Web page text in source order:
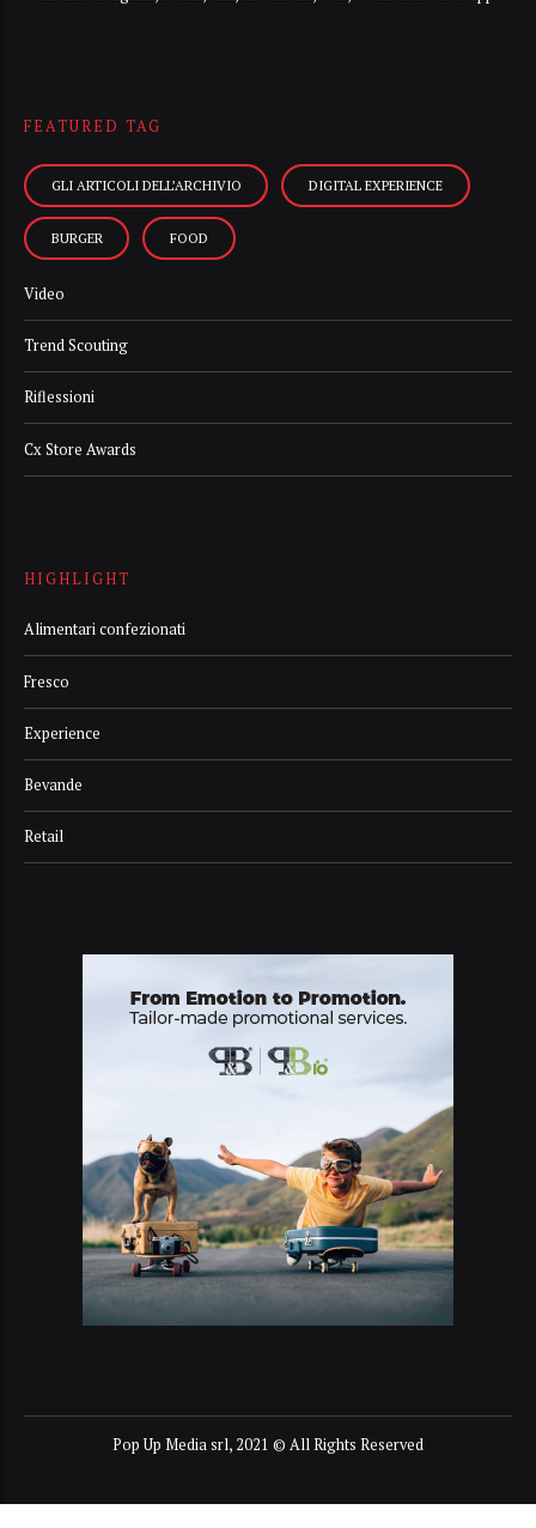
FEATURED TAG
GLI ARTICOLI DELL’ARCHIVIO DIGITAL EXPERIENCE
BURGER FOOD
Video
Trend Scouting
Riflessioni
Cx Store Awards
HIGHLIGHT
Alimentari confezionati
Fresco
Experience
Bevande
Retail
Pop Up Media srl, 2021 © All Rights Reserved